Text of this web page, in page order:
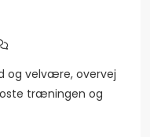
og velvære, overvej
træningen og